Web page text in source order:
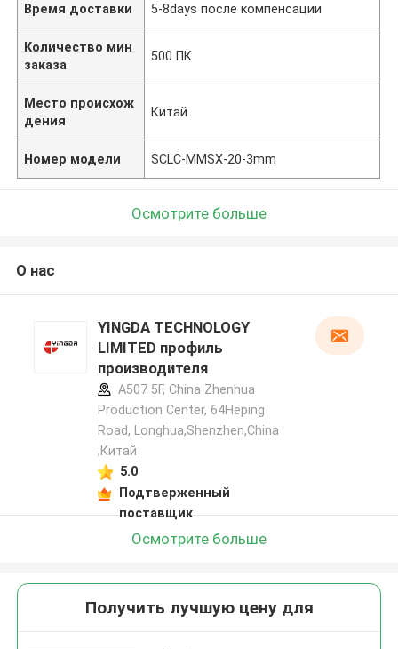
Время доставки 5-8days после компенсации
Количество мин
заказа
500 ПК
Место происхож
дения
Китай
Номер модели SCLC-MMSX-20-3mm
Осмотрите больше
О нас
YINGDA TECHNOLOGY
LIMITED профиль
производителя
A507 5F, China Zhenhua
Production Center, 64Heping
Road, Longhua,Shenzhen,China
,Китай
5.0
Подтверженный
поставщик
Осмотрите больше
Получить лучшую цену для